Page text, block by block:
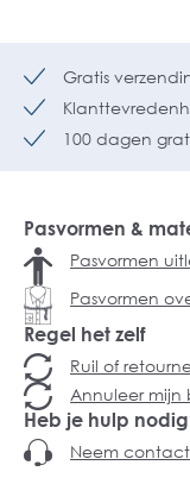
Gratis
100 dagen
Pasvormen &
Pasvormen
Pasvormen
Regel het zelf
Ruil of
Annuleer mijn
Heb je hulp
Neem